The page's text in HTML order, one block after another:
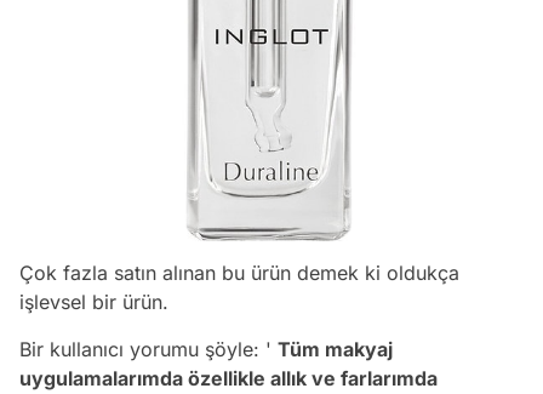
Çok fazla satın alınan bu ürün demek ki oldukça
işlevsel bir ürün.
Bir kullanıcı yorumu şöyle: ' Tüm makyaj
uygulamalarımda özellikle allık ve farlarımda